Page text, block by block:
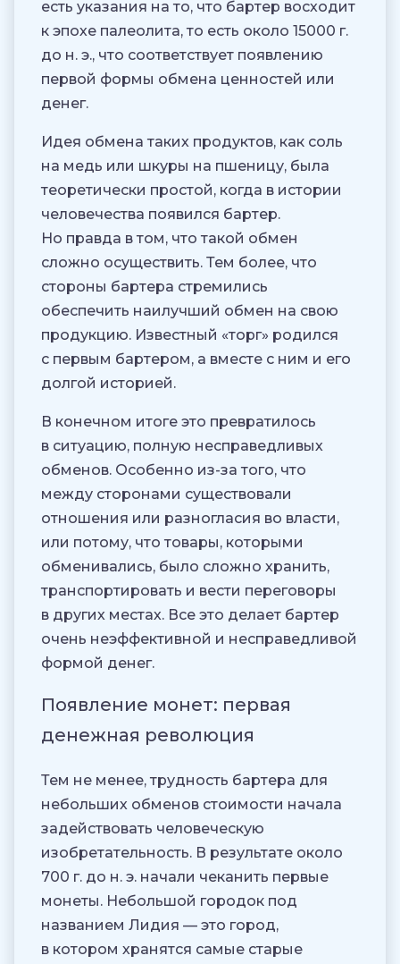
есть указания на то, что бартер восходит
к эпохе палеолита, то есть около 15000 г.
до н. э., что соответствует появлению
первой формы обмена ценностей или
денег.
Идея обмена таких продуктов, как соль
на медь или шкуры на пшеницу, была
теоретически простой, когда в истории
человечества появился бартер.
Но правда в том, что такой обмен
сложно осуществить. Тем более, что
стороны бартера стремились
обеспечить наилучший обмен на свою
продукцию. Известный «торг» родился
с первым бартером, а вместе с ним и его
долгой историей.
В конечном итоге это превратилось
в ситуацию, полную несправедливых
обменов. Особенно из-за того, что
между сторонами существовали
отношения или разногласия во власти,
или потому, что товары, которыми
обменивались, было сложно хранить,
транспортировать и вести переговоры
в других местах. Все это делает бартер
очень неэффективной и несправедливой
формой денег.
Появление монет: первая
денежная революция
Тем не менее, трудность бартера для
небольших обменов стоимости начала
задействовать человеческую
изобретательность. В результате около
700 г. до н. э. начали чеканить первые
монеты. Небольшой городок под
названием Лидия — это город,
в котором хранятся самые старые